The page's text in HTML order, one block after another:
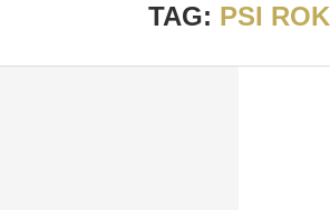
TAG: PSI ROK